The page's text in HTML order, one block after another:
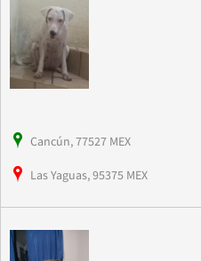
Cancún, 77527 MEX
Las Yaguas, 95375 MEX